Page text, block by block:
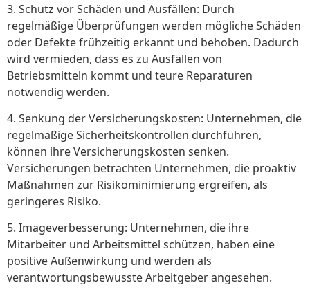
3. Schutz vor Schäden und Ausfällen: Durch
regelmäßige Überprüfungen werden mögliche Schäden
oder Defekte frühzeitig erkannt und behoben. Dadurch
wird vermieden, dass es zu Ausfällen von
Betriebsmitteln kommt und teure Reparaturen
notwendig werden.
4. Senkung der Versicherungskosten: Unternehmen, die
regelmäßige Sicherheitskontrollen durchführen,
können ihre Versicherungskosten senken.
Versicherungen betrachten Unternehmen, die proaktiv
Maßnahmen zur Risikominimierung ergreifen, als
geringeres Risiko.
5. Imageverbesserung: Unternehmen, die ihre
Mitarbeiter und Arbeitsmittel schützen, haben eine
positive Außenwirkung und werden als
verantwortungsbewusste Arbeitgeber angesehen.